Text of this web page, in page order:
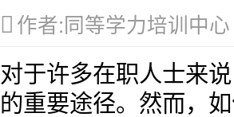
作者:同等学力培训中心
对于许多在职人士来
的重要途径。然而，